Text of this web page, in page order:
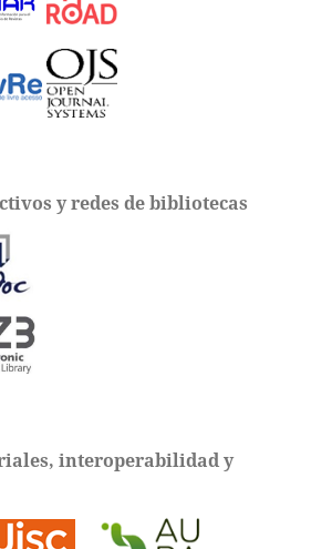
y redes de bibliotecas
interoperabilidad y